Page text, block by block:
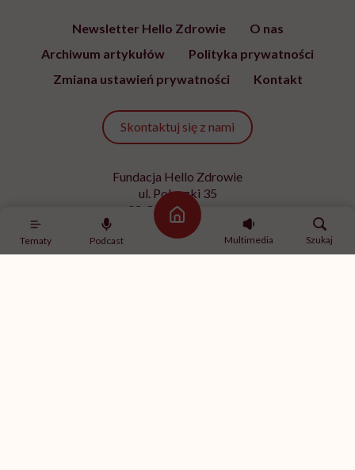
Tematy Podcast
Strona główna
Multimedia
Szukaj
Newsletter Hello Zdrowie
O nas
Archiwum artykułów
Polityka prywatności
Zmiana ustawień prywatności
Kontakt
Skontaktuj się z nami
Fundacja Hello Zdrowie
ul. Poleczki 35
02-822 Warszawa
NIP 9512613236
Kontakt z redakcją